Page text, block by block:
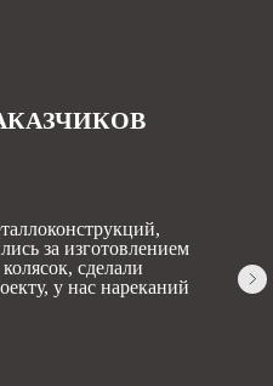
за изготовлением
сделали
у нас нареканий